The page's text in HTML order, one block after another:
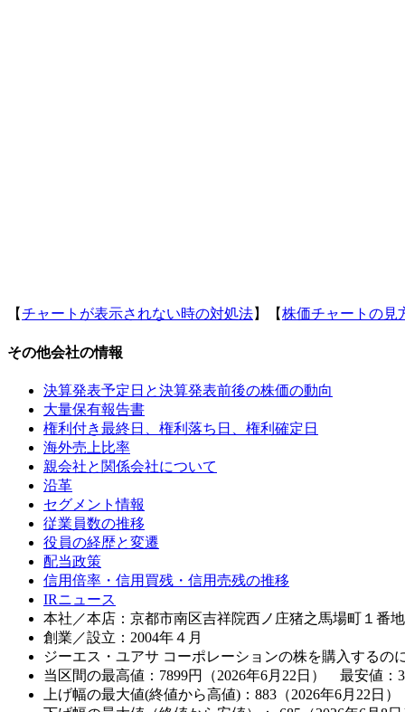
【チャートが表示されない時の対処法】【株価チャートの見
その他会社の情報
決算発表予定日と決算発表前後の株価の動向
大量保有報告書
権利付き最終日、権利落ち日、権利確定日
海外売上比率
親会社と関係会社について
沿革
セグメント情報
従業員数の推移
役員の経歴と変遷
配当政策
信用倍率・信用買残・信用売残の推移
IRニュース
本社／本店：京都市南区吉祥院西ノ庄猪之馬場町１番地
創業／設立：2004年４月
ジーエス・ユアサ コーポレーションの株を購入するの
当区間の最高値：7899円（2026年6月22日） 最安値
上げ幅の最大値(終値から高値)：883（2026年6月22日）